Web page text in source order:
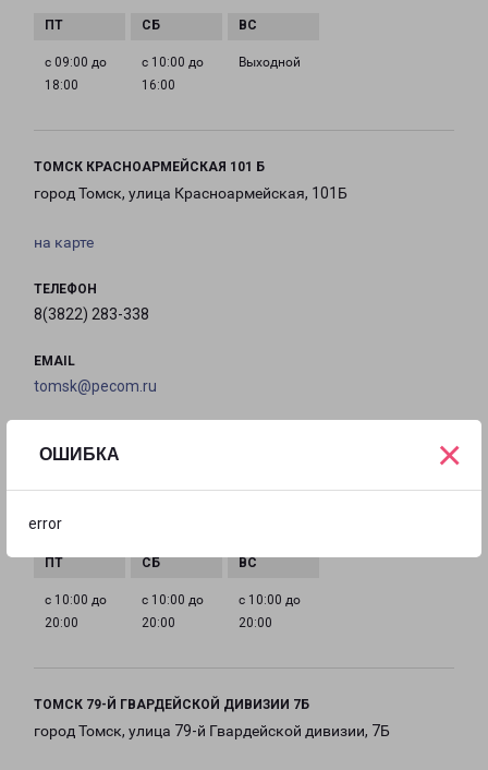
ОШИБКА
error
×
с 09:00 до
18:00
с 10:00 до
16:00
Выходной
ТОМСК КРАСНОАРМЕЙСКАЯ 101 Б
город Томск, улица Красноармейская, 101Б
на карте
ТЕЛЕФОН
8(3822) 283-338
EMAIL
tomsk@pecom.ru
20:00
с 10:00 до
20:00
с 10:00 до
20:00
с 10:00 до
20:00
ТОМСК 79-Й ГВАРДЕЙСКОЙ ДИВИЗИИ 7Б
город Томск, улица 79-й Гвардейской дивизии, 7Б